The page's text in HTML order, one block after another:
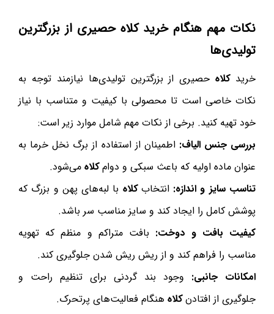
نکات مهم هنگام خریدکلاه حصیری از بزرگترین
تولیدی‌ها
خریدکلاهحصیری از بزرگترین تولیدی‌ها نیازمند توجه به
نکات خاصی است تا محصولی با کیفیت و متناسب با نیاز
خود تهیه کنید. برخی از نکات مهم شامل موارد زیر است:
بررسی جنس الیاف: اطمینان از استفاده از برگ نخل خرما به
عنوان ماده اولیه که باعث سبکی و دوامکلاه می‌شود.
تناسب سایز و اندازه: انتخابکلاه با لبه‌های پهن و بزرگ که
پوشش کامل را ایجاد کند و سایز مناسب سر باشد.
کیفیت بافت و دوخت: بافت متراکم و منظم که تهویه
مناسب را فراهم کند و از ریش ریش شدن جلوگیری کند.
امکانات جانبی: وجود بند گردنی برای تنظیم راحت و
جلوگیری از افتادنکلاه هنگام فعالیت‌های پرتحرک.